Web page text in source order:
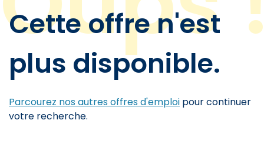
Cette offre n'est
plus disponible.
Parcourez nos autres offres d'emploi pour continuer
votre recherche.